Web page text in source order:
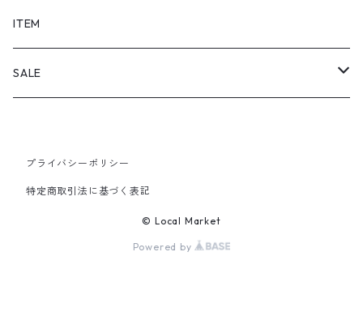
SHORTS
PANTS
ITEM
SALE
PANTS
プライバシーポリシー
特定商取引法に基づく表記
© Local Market
Powered by